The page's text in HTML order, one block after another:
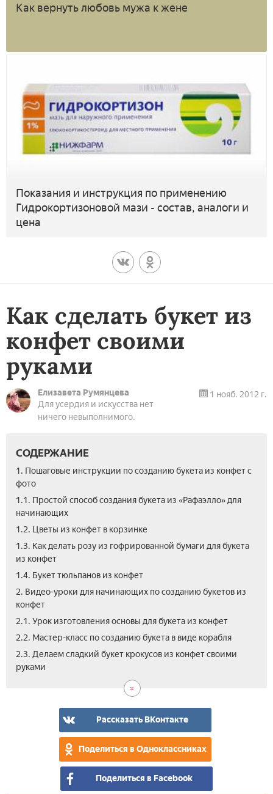
Как вернуть любовь мужа к жене
Показания и инструкция по применению
Гидрокортизоновой мази - состав, аналоги и
цена
Как сделать букет из
конфет своими
руками
Елизавета Румянцева
Для усердия и искусства нет
ничего невыполнимого.
1 нояб. 2012 г.
СОДЕРЖАНИЕ
1. Пошаговые инструкции по созданию букета из конфет с
фото
1.1. Простой способ создания букета из «Рафаэлло» для
начинающих
1.2. Цветы из конфет в корзинке
1.3. Как делать розу из гофрированной бумаги для букета
из конфет
1.4. Букет тюльпанов из конфет
2. Видео-уроки для начинающих по созданию букетов из
конфет
2.1. Урок изготовления основы для букета из конфет
2.2. Мастер-класс по созданию букета в виде корабля
2.3. Делаем сладкий букет крокусов из конфет своими
руками
Рассказать ВКонтакте
Поделиться в Одноклассниках
Поделиться в Facebook